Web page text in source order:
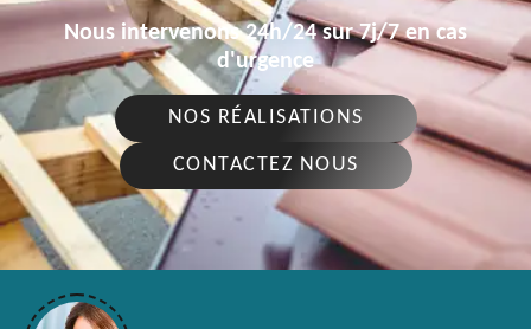
Nous intervenons 24h/24 sur 7j/7 en cas
d'urgence
NOS RÉALISATIONS
CONTACTEZ NOUS